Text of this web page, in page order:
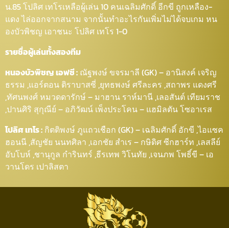
น.85 โปลิศ เทโรเหลือผู้เล่น 10 คนเฉลิมศักดิ์ อีกขี ถูกเหลือง-
แดง ไล่ออกจากสนาม จากนั้นทำอะไรกันเพิ่มไม่ได้จบเกม หน
องบัวพิชญ เอาชนะ โปลิศ เทโร 1-0
รายชื่อผู้เล่นทั้งสองทีม
หนองบัวพิชญ เอฟซี : ณัฐพงษ์ ขจรมาลี (GK) – อานิสงค์ เจริญ
ธรรม ,แอร์ตอน ติราบาสซี่ ,ยุทธพงษ์ ศรีละคร ,สถาพร แดงศรี
,ทัศนพงศ์ หมวดดารักษ์ – มาฮาน ราห์มานี ,เลอสันต์ เทียมราช
,ปานศิริ สุกุณีย์ – อภิวัฒน์ เพ็งประโคน – แฮมิลตัน โซอาเรส
โปลิศ เทโร : กิตติพงษ์ ภูแถวเชือก (GK) – เฉลิมศักดิ์ อักขี ,ไอแซค
ฮอนนี ,สัญชัย นนทศิลา ,เอกชัย สำเร – กษิดิศ ซีกฮาร์ท ,เลสลีย์
อับโบห์ ,ชานุกูล กำรินทร์ ,ธีรเทพ วิโนทัย ,เจนภพ โพธิ์ขี – เอ
วานโดร เปาลิสตา